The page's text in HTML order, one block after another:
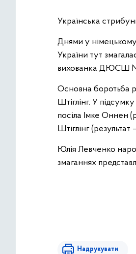
Українська
Днями у німецькому
України тут
вихованка ДЮСШ
Основна боротьба
Штіглінг. У
посіла Імке Оннен
Штіглінг (результат
Юлія Левченко
змаганнях
Надрукувати